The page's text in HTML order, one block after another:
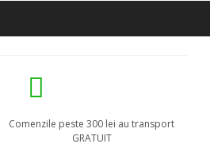
Comenzile peste 300 lei au transport
GRATUIT